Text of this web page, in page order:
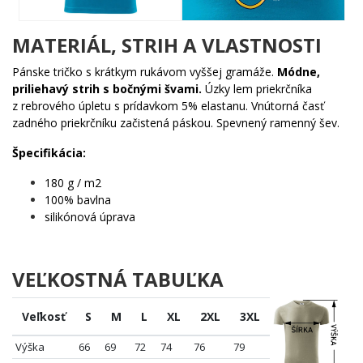
„čo to vlastne je?"
✨ Fanúšikom retro ilustrácií a kresleného štýlu, ktorý má
dušu
🎯 Komukoľvek, kto jednoducho odmietol byť nudný
Žížalníček nečaká na povolenie. Nasadí klobúk, vyštartuje na
jednokolke a rozbehne šou. Pridaj sa k nemu – skôr než odjazdí
bez teba. 🌟
MATERIÁL, STRIH A VLASTNOSTI
Pánske tričko s krátkym rukávom vyššej gramáže. Módne,
priliehavý strih s bočnými švami. Úzky lem priekrčníka
z rebrového úpletu s prídavkom 5% elastanu. Vnútorná časť
zadného priekrčníku začistená páskou. Spevnený ramenný šev.
Špecifikácia:
180 g / m2
100% bavlna
silikónová úprava
VEĽKOSTNÁ TABUĽKA
Veľkosť S M L XL 2XL 3XL
Výška 66 69 72 74 76
79